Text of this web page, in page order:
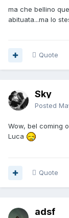
ma che bellino
abituata...ma lo
Quote
Sky
Posted
Wow, bel coming
Luca
Quote
adsf